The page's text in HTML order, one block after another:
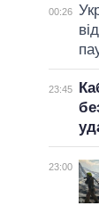
00:26
23:45
23:00